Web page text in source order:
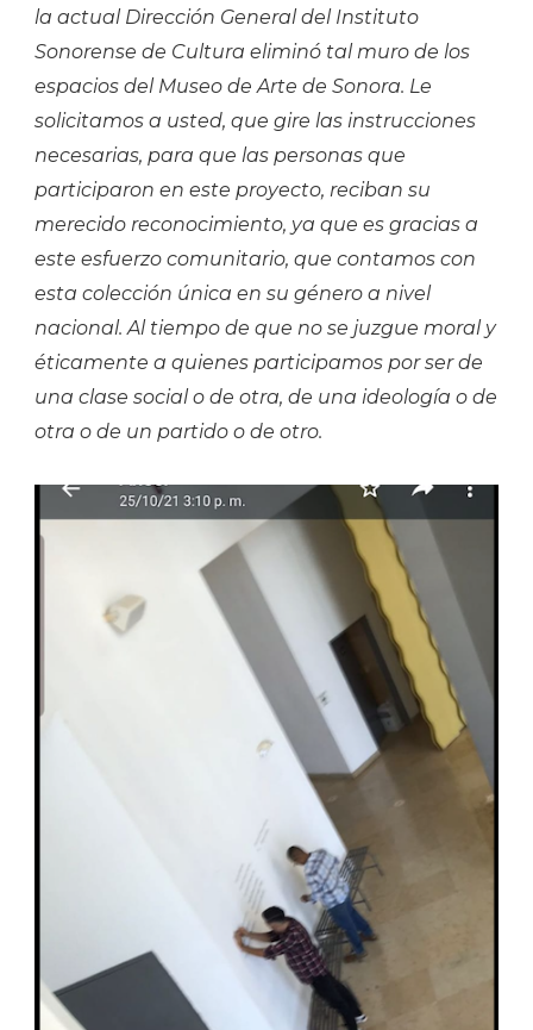
la actual Dirección General del Instituto
Sonorense de Cultura eliminó tal muro de los
espacios del Museo de Arte de Sonora. Le
solicitamos a usted, que gire las instrucciones
necesarias, para que las personas que
participaron en este proyecto, reciban su
merecido reconocimiento, ya que es gracias a
este esfuerzo comunitario, que contamos con
esta colección única en su género a nivel
nacional. Al tiempo de que no se juzgue moral y
éticamente a quienes participamos por ser de
una clase social o de otra, de una ideología o de
otra o de un partido o de otro.